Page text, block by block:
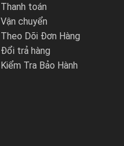
Thanh toán
Vận chuyển
Theo Dõi Đơn Hàng
Đổi trả hàng
Kiểm Tra Bảo Hành